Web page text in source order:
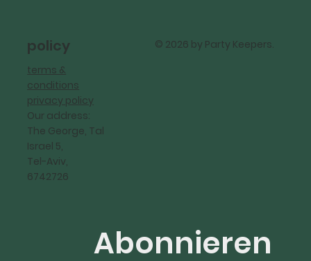
© 2026 by Party Keepers.
policy
terms &
conditions
privacy policy
Our address:
The George, Tal
Israel 5,
Tel-Aviv,
6742726
Abonnieren